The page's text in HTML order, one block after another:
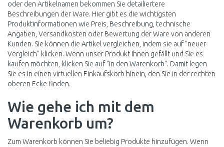
oder den Artikelnamen bekommen Sie detailiertere
Beschreibungen der Ware. Hier gibt es die wichtigsten
Produktinformationen wie Preis, Beschreibung, technische
Angaben, Versandkosten oder Bewertung der Ware von anderen
Kunden. Sie können die Artikel vergleichen, indem sie auf "neuer
Vergleich" klicken. Wenn unser Produkt Ihnen gefällt und Sie es
kaufen möchten, klicken Sie auf "In den Warenkorb". Damit legen
Sie es in einen virtuellen Einkaufskorb hinein, den Sie in der rechten
oberen Ecke finden.
Wie gehe ich mit dem
Warenkorb um?
Zum Warenkorb können Sie beliebig Produkte hinzufügen. Wenn